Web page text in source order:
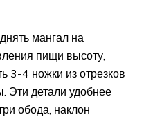
мангал на
пищи высоту,
3-4 ножки из отрезков
Эти детали удобнее
обода, наклон